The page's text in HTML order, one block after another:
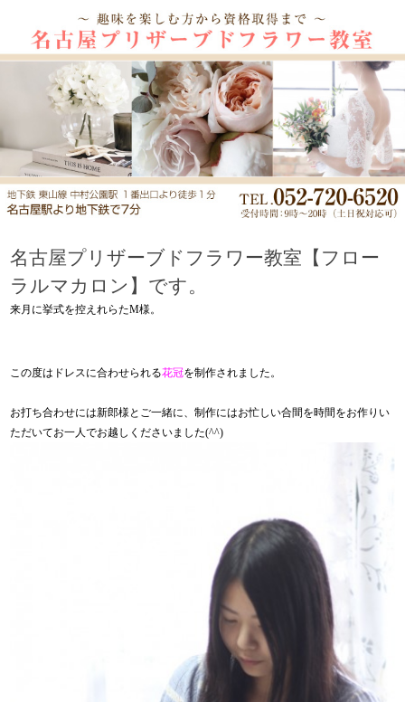
名古屋プリザーブドフラワー教室【フロー
ラルマカロン】です。
来月に挙式を控えれらたM様。
この度はドレスに合わせられる花冠を制作されました。
お打ち合わせには新郎様とご一緒に、制作にはお忙しい合間を時間をお作りい
ただいてお一人でお越しくださいました(^^)